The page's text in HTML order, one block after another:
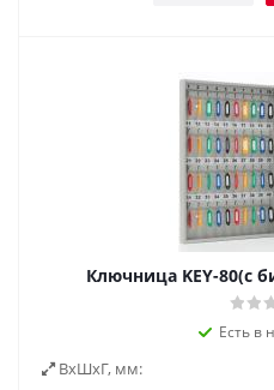
Ключница KEY-80(с
Есть в
ВxШxГ, мм: